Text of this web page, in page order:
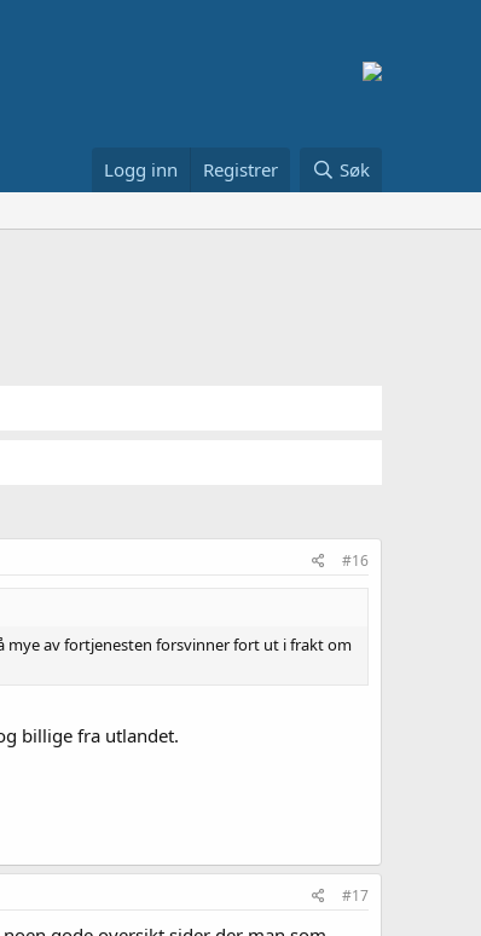
Logg inn Registrer Søk
#16
mye av fortjenesten forsvinner fort ut i frakt om
billige fra utlandet.
#17